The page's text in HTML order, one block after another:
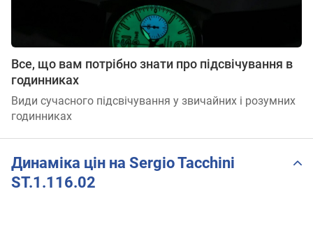
Все, що вам потрібно знати про підсвічування в
годинниках
Види сучасного підсвічування у звичайних і розумних
годинниках
Динаміка цін на Sergio Tacchini
ST.1.116.02